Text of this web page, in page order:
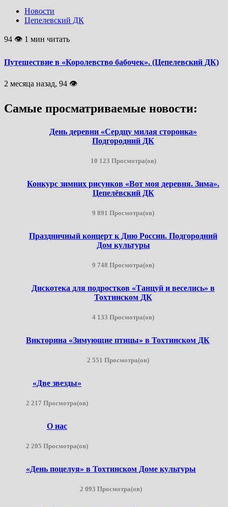
Новости
Цепелевский ДК
94 👁 1 мин читать
Путешествие в «Королевство бабочек». (Цепелевский ДК)
2 месяца назад, 94 👁
Самые просматриваемые новости:
День деревни «Сердцу милая сторонка»
Подгородний ДК
10 123 Просмотра(ов)
Конкурс зимних рисунков «Вот моя деревня. Зима».
Цепелёвский ДК
9 891 Просмотра(ов)
Праздничный концерт к Дню России. Подгородний
Дом культуры
9 748 Просмотра(ов)
Дискотека для подростков «Танцуй и веселись» в
Тохтинском ДК
4 133 Просмотра(ов)
Викторина «Зимующие птицы» в Тохтинском ДК
2 551 Просмотра(ов)
«Две звезды»
2 217 Просмотра(ов)
О нас
2 205 Просмотра(ов)
«День поцелуя» в Тохтинском Доме культуры
2 093 Просмотра(ов)